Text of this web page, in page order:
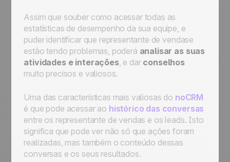
Assim que souber como acessar todas as
estatísticas de desempenho da sua equipe, e
puder identificar que representante de vendase
estão tendo problemas, poderá analisar as suas
atividades e interações, e dar conselhos
muito precisos e valiosos.
Uma das características mais valiosas do noCRM
é que pode acessar ao histórico das conversas
entre os representante de vendas e os leads. Isto
significa que pode ver não só que ações foram
realizadas, mas também o conteúdo dessas
conversas e os seus resultados.